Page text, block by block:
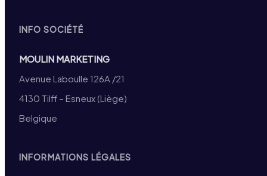
INFO SOCIÉTÉ
MOULIN MARKETING
Avenue Laboulle 126A /21
4130 Tilff – Esneux (Liège)
Belgique
INFORMATIONS LÉGALES